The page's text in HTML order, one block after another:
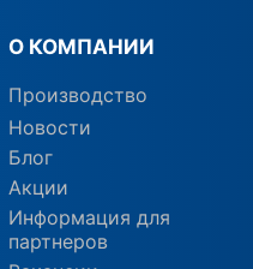
О КОМПАНИИ
Производство
Новости
Блог
Акции
Информация для
партнеров